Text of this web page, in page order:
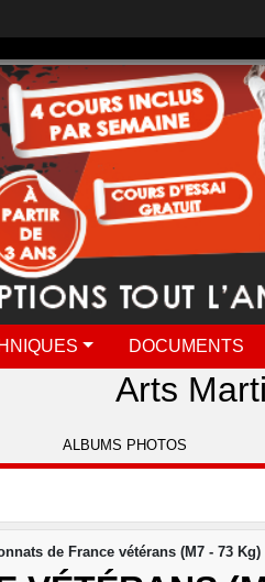
DOCUMENTS
Arts
ALBUMS PHOTOS
de France vétérans (M7 - 73 Kg)